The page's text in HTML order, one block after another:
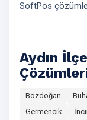
SoftPos
Aydın
Bozdoğan
Germencik